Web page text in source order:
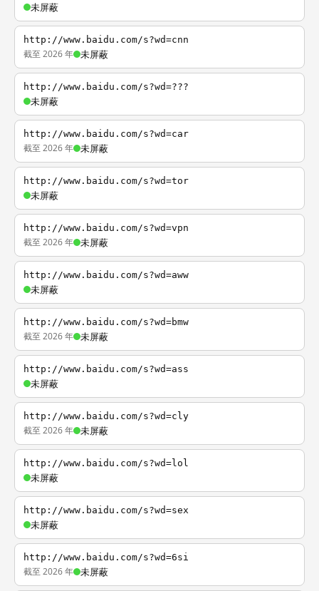
未屏蔽
http://www.baidu.com/s?wd=cnn
截至 2026 年 未屏蔽
http://www.baidu.com/s?wd=???
未屏蔽
http://www.baidu.com/s?wd=car
截至 2026 年 未屏蔽
http://www.baidu.com/s?wd=tor
未屏蔽
http://www.baidu.com/s?wd=vpn
截至 2026 年 未屏蔽
http://www.baidu.com/s?wd=aww
未屏蔽
http://www.baidu.com/s?wd=bmw
截至 2026 年 未屏蔽
http://www.baidu.com/s?wd=ass
未屏蔽
http://www.baidu.com/s?wd=cly
截至 2026 年 未屏蔽
http://www.baidu.com/s?wd=lol
未屏蔽
http://www.baidu.com/s?wd=sex
未屏蔽
http://www.baidu.com/s?wd=6si
截至 2026 年 未屏蔽